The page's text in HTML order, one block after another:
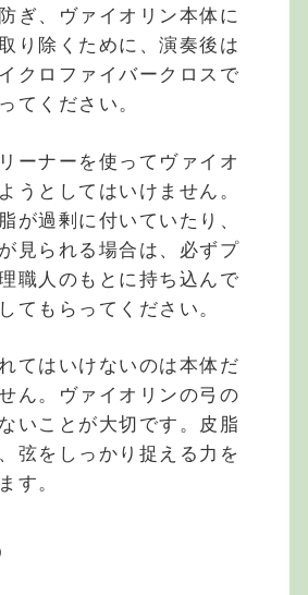
ぎ、ヴァイオリン本体に
り除くために、演奏後は
クロファイバークロスで
てください。
ーナーを使ってヴァイオ
うとしてはいけません。
が過剰に付いていたり、
見られる場合は、必ずプ
職人のもとに持ち込んで
てもらってください。
てはいけないのは本体だ
ん。ヴァイオリンの弓の
いことが大切です。皮脂
弦をしっかり捉える力を
す。